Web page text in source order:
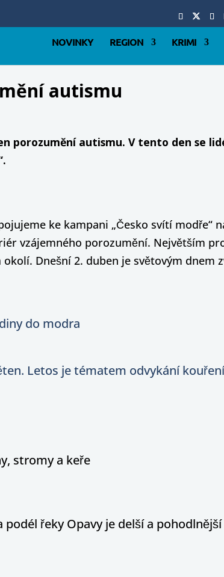
NOVINKY REGION KRIMI
autismu
porozumění autismu. V tento den se
ke kampani „Česko svítí
vzájemného porozumění. Největším
Dnešní 2. duben je světovým dnem
do modra
Letos je tématem odvykání kouření
stromy a keře
řeky Opavy je delší a pohodlnější